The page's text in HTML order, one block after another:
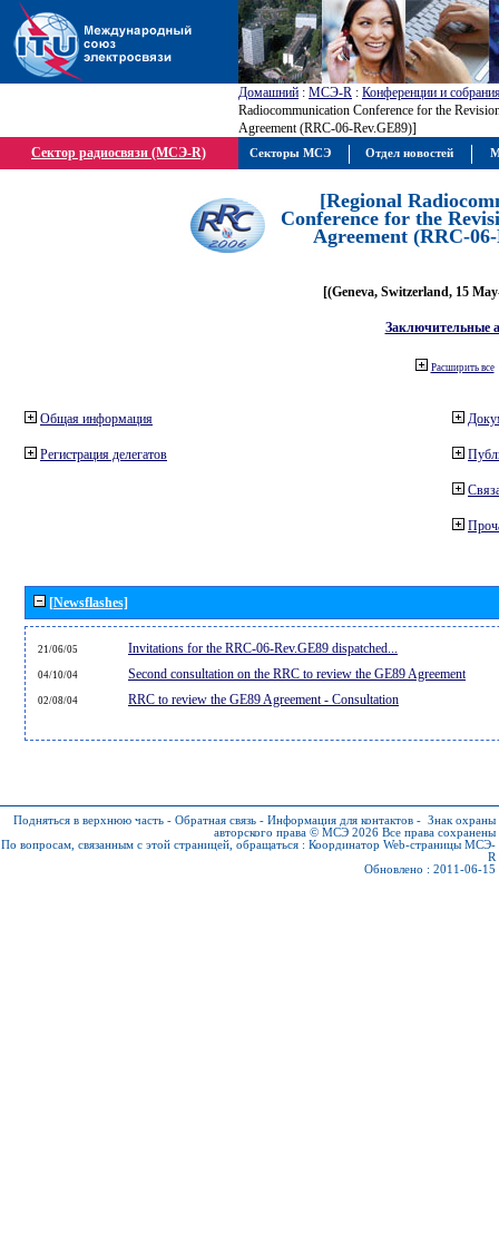
Домашний : МСЭ-R : Конференции и
Radiocommunication Conference for the
Agreement (RRC-06-Rev.GE89)]
Сектор радиосвязи (МСЭ-R)
[Regional
Conference for the
Agreement (RRC-
[(Geneva, Switzerland, 15
Заключительные
Расширить все
Общая информация
Регистрация делегатов
[Newsflashes]
21/06/05 Invitations for the RRC-06-Rev.GE89 dispatched...
04/10/04 Second consultation on the RRC to review the GE89 Agreement
02/08/04 RRC to review the GE89 Agreement - Consultation
Подняться в верхнюю часть - Обратная связь - Информация для контактов - Знак охраны
авторского права © МСЭ 2026 Все права сохранены
По вопросам, связанным с этой страницей, обращаться : Координатор Web-страницы МСЭ-
R
Обновлено : 2011-06-15
Секторы МСЭ Отдел новостей